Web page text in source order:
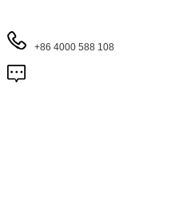
+86 4000 588 108